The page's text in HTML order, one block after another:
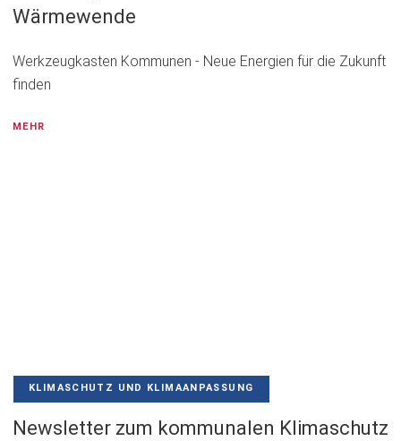
Wärmewende
Werkzeugkasten Kommunen - Neue Energien für die Zukunft
finden
MEHR
KLIMASCHUTZ UND KLIMAANPASSUNG
Newsletter zum kommunalen Klimaschutz